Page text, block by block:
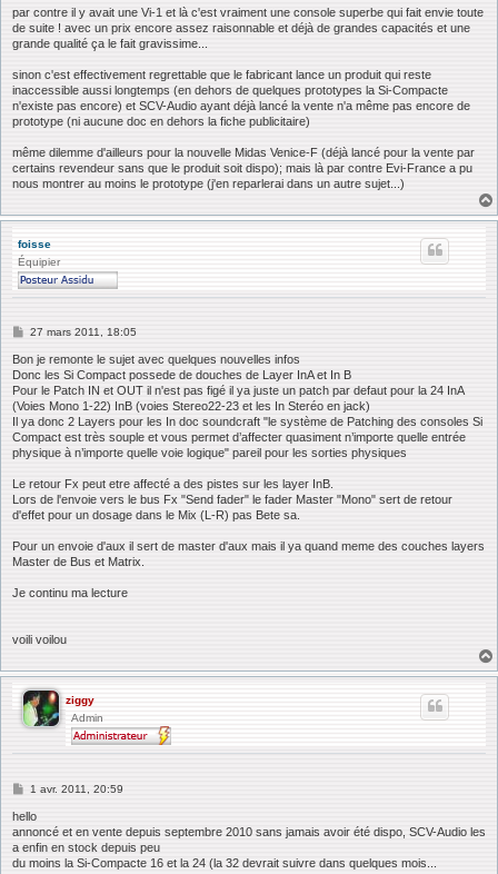
par contre il y avait une Vi-1 et là c'est vraiment une console superbe qui fait envie toute
de suite ! avec un prix encore assez raisonnable et déjà de grandes capacités et une
grande qualité ça le fait gravissime...
sinon c'est effectivement regrettable que le fabricant lance un produit qui reste
inaccessible aussi longtemps (en dehors de quelques prototypes la Si-Compacte
n'existe pas encore) et SCV-Audio ayant déjà lancé la vente n'a même pas encore de
prototype (ni aucune doc en dehors la fiche publicitaire)
même dilemme d'ailleurs pour la nouvelle Midas Venice-F (déjà lancé pour la vente par
certains revendeur sans que le produit soit dispo); mais là par contre Evi-France a pu
nous montrer au moins le prototype (j'en reparlerai dans un autre sujet...)
foisse
Équipier
M
s
s
g
e
27 mars 2011, 18:05
Bon je remonte le sujet avec quelques nouvelles infos
Donc les Si Compact possede de douches de Layer InA et In B
Pour le Patch IN et OUT il n'est pas figé il ya juste un patch par defaut pour la 24 InA
(Voies Mono 1-22) InB (voies Stereo22-23 et les In Steréo en jack)
Il ya donc 2 Layers pour les In doc soundcraft "le système de Patching des consoles Si
Compact est très souple et vous permet d’affecter quasiment n’importe quelle entrée
physique à n’importe quelle voie logique" pareil pour les sorties physiques
Le retour Fx peut etre affecté a des pistes sur les layer InB.
Lors de l'envoie vers le bus Fx "Send fader" le fader Master "Mono" sert de retour
d'effet pour un dosage dans le Mix (L-R) pas Bete sa.
Pour un envoie d'aux il sert de master d'aux mais il ya quand meme des couches layers
Master de Bus et Matrix.
Je continu ma lecture
voili voilou
ziggy
Admin
M
s
s
g
e
1 avr. 2011, 20:59
hello
annoncé et en vente depuis septembre 2010 sans jamais avoir été dispo, SCV-Audio les
a enfin en stock depuis peu
du moins la Si-Compacte 16 et la 24 (la 32 devrait suivre dans quelques mois...